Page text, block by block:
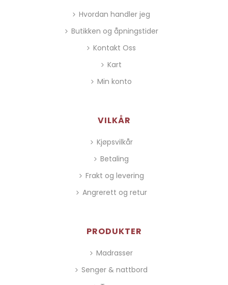
Hvordan handler jeg
Butikken og åpningstider
Kontakt Oss
Kart
Min konto
VILKÅR
Kjøpsvilkår
Betaling
Frakt og levering
Angrerett og retur
PRODUKTER
Madrasser
Senger & nattbord